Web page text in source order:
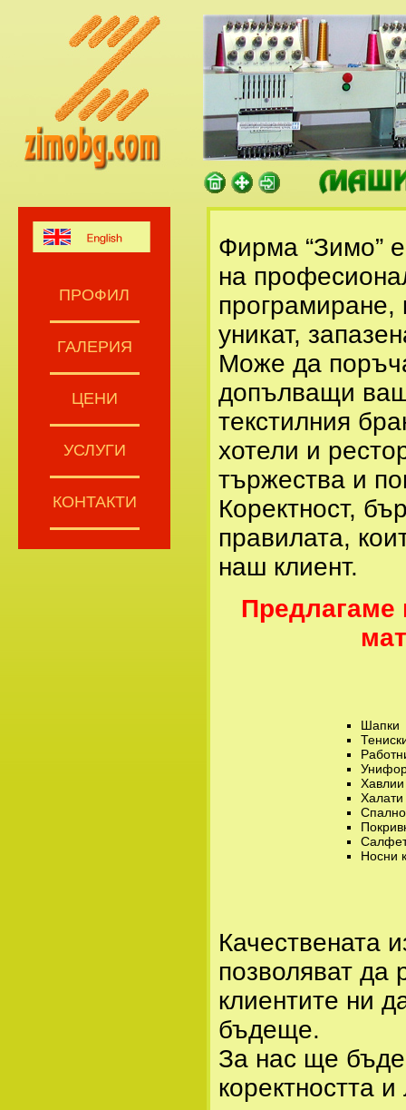
ПРОФИЛ
ГАЛЕРИЯ
ЦЕНИ
УСЛУГИ
КОНТАКТИ
Фирма “Зимо”
на
програмиране,
уникат,
Може да
допълващи
текстилния
хотели и
тържества и
Коректност,
правилата,
наш клиент.
Предлагаме
Шапки
Хавлии
Халати
Носни
Качествената
позволяват да
клиентите ни
бъдеще.
За нас ще бъде
коректността